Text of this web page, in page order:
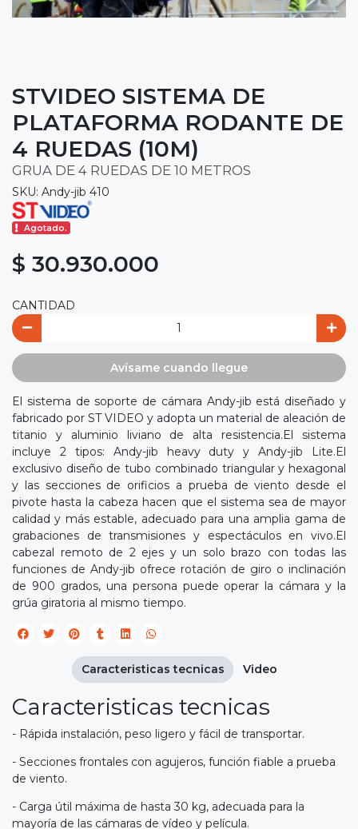
STVIDEO SISTEMA DE
PLATAFORMA RODANTE DE
4 RUEDAS (10M)
GRUA DE 4 RUEDAS DE 10 METROS
SKU: Andy-jib 410
Agotado.
$ 30.930.000
CANTIDAD
Avísame cuando llegue
El sistema de soporte de cámara Andy-jib está diseñado y
fabricado por ST VIDEO y adopta un material de aleación de
titanio y aluminio liviano de alta resistencia.El sistema
incluye 2 tipos: Andy-jib heavy duty y Andy-jib Lite.El
exclusivo diseño de tubo combinado triangular y hexagonal
y las secciones de orificios a prueba de viento desde el
pivote hasta la cabeza hacen que el sistema sea de mayor
calidad y más estable, adecuado para una amplia gama de
grabaciones de transmisiones y espectáculos en vivo.El
cabezal remoto de 2 ejes y un solo brazo con todas las
funciones de Andy-jib ofrece rotación de giro o inclinación
de 900 grados, una persona puede operar la cámara y la
grúa giratoria al mismo tiempo.
Caracteristicas tecnicas
- Rápida instalación, peso ligero y fácil de transportar.
- Secciones frontales con agujeros, función fiable a prueba
de viento.
- Carga útil máxima de hasta 30 kg, adecuada para la
mayoría de las cámaras de vídeo y película.
Caracteristicas tecnicas Video